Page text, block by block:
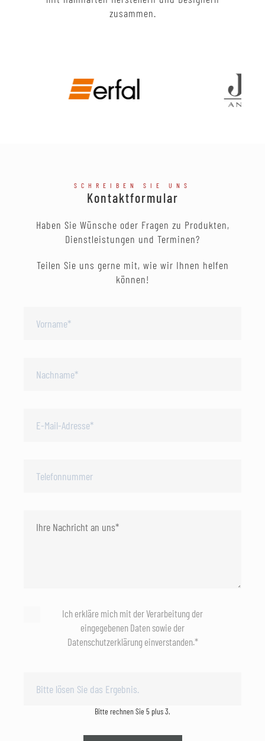
zusammen.
SCHREIBEN SIE UNS
Kontaktformular
Haben Sie Wünsche oder Fragen zu Produkten,
Dienstleistungen und Terminen?
Teilen Sie uns gerne mit, wie wir Ihnen helfen
können!
Ich erkläre mich mit der Verarbeitung der
eingegebenen Daten sowie der
Datenschutzerklärung einverstanden.*
Bitte rechnen Sie 5 plus 3.